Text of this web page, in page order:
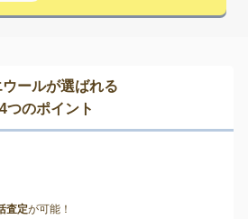
ウールが選ばれる
4つのポイント
査定が可能！